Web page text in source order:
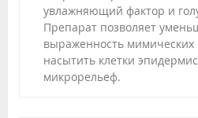
увлажняющий фактор и
Препарат позволяет
выраженность
насытить клетки
микрорельеф.